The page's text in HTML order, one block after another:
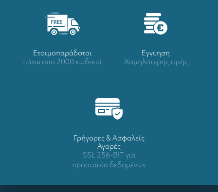
Ετοιμοπαράδοτοι
πάνω απο 2000 κωδικοί
Eγγύηση
Χαμηλότερης τιμής
Γρήγορες & Ασφαλείς
Αγορές
SSL 256-BIT για
προστασία δεδομένων